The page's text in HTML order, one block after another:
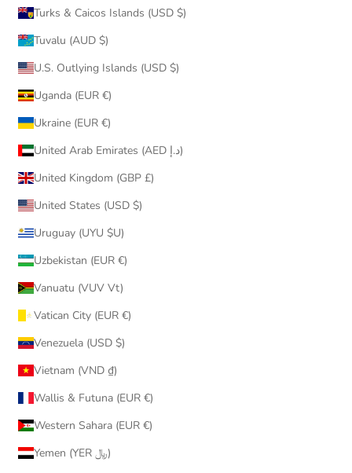
Turks & Caicos Islands (USD $)
Tuvalu (AUD $)
U.S. Outlying Islands (USD $)
Uganda (EUR €)
Ukraine (EUR €)
United Arab Emirates (AED د.إ)
United Kingdom (GBP £)
United States (USD $)
Uruguay (UYU $U)
Uzbekistan (EUR €)
Vanuatu (VUV Vt)
Vatican City (EUR €)
Venezuela (USD $)
Vietnam (VND ₫)
Wallis & Futuna (EUR €)
Western Sahara (EUR €)
Yemen (YER ﷼)